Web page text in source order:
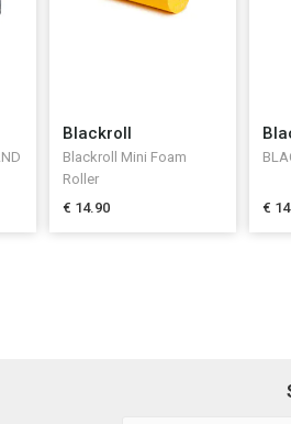
Blackroll
Blackroll Mini Foam
Roller
€ 14.90
€